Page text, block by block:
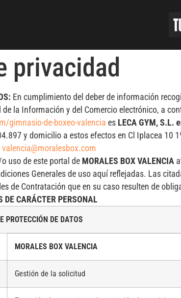
privacidad
En cumplimiento del deber de información
de la Información y del Comercio electrónico, a
gimnasio-de-boxeo-valencia es LECA GYM, S.L.
y domicilio a estos efectos en Cl Iplacea 10
valencia@moralesbox.com
uso de este portal de MORALES BOX VALENCIA
Generales de uso aquí reflejadas. Las
de Contratación que en su caso resulten de
DE CARÁCTER PERSONAL
PROTECCIÓN DE DATOS
MORALES BOX VALENCIA
Gestión de la solicitud